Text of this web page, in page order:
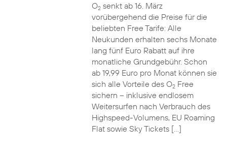
O2senkt ab 16. März
vorübergehend die Preise für die
beliebten Free Tarife: Alle
Neukunden erhalten sechs Monate
lang fünf Euro Rabatt auf ihre
monatliche Grundgebühr. Schon
ab 19,99 Euro pro Monat können sie
sich alle Vorteile des O2Free
sichern – inklusive endlosem
Weitersurfen nach Verbrauch des
Highspeed-Volumens, EU Roaming
Flat sowie Sky Tickets […]